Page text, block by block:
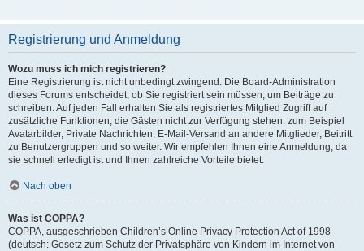
Registrierung und Anmeldung
Wozu muss ich mich registrieren?
Eine Registrierung ist nicht unbedingt zwingend. Die Board-Administration
dieses Forums entscheidet, ob Sie registriert sein müssen, um Beiträge zu
schreiben. Auf jeden Fall erhalten Sie als registriertes Mitglied Zugriff auf
zusätzliche Funktionen, die Gästen nicht zur Verfügung stehen: zum Beispiel
Avatarbilder, Private Nachrichten, E-Mail-Versand an andere Mitglieder, Beitritt
zu Benutzergruppen und so weiter. Wir empfehlen Ihnen eine Anmeldung, da
sie schnell erledigt ist und Ihnen zahlreiche Vorteile bietet.
Nach oben
Was ist COPPA?
COPPA, ausgeschrieben Children’s Online Privacy Protection Act of 1998
(deutsch: Gesetz zum Schutz der Privatsphäre von Kindern im Internet von